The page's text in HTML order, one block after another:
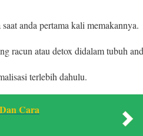
anda pertama kali memakannya.
racun atau detox didalam tubuh
terlebih dahulu.
Cara